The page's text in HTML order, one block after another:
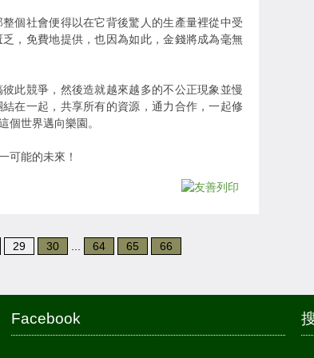
個社會便得以在它背後驚人的生產量裡從中受
，免費地提供，也因為如此，金錢將成為毫無
此競爭，然後造就越來越多的不公正現象並慢
在一起，共享所有的資源，通力合作，一起修
個世界邁向樂園。
可能的未來！
29 30 64 65 66
Facebook